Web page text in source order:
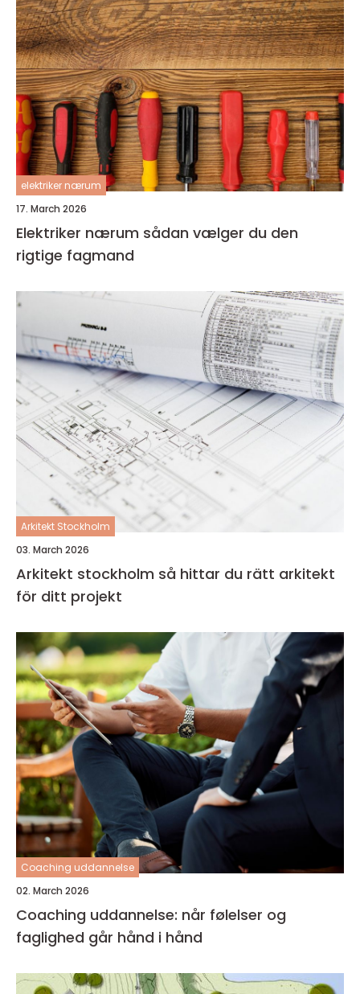
elektriker nærum
17. March 2026
Elektriker nærum sådan vælger du den
rigtige fagmand
Arkitekt Stockholm
03. March 2026
Arkitekt stockholm så hittar du rätt arkitekt
för ditt projekt
Coaching uddannelse
02. March 2026
Coaching uddannelse: når følelser og
faglighed går hånd i hånd